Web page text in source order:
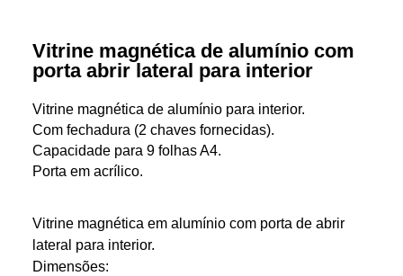
Vitrine magnética de alumínio com
porta abrir lateral para interior
Vitrine magnética de alumínio para interior.
Com fechadura (2 chaves fornecidas).
Capacidade para 9 folhas A4.
Porta em acrílico.
Vitrine magnética em alumínio com porta de abrir
lateral para interior.
Dimensões: